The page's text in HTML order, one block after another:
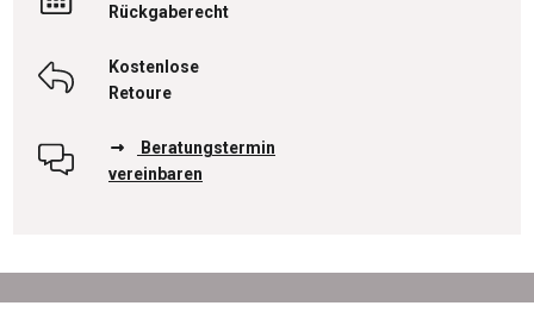
Rückgaberecht
Kostenlose
Retoure
Beratungstermin
vereinbaren